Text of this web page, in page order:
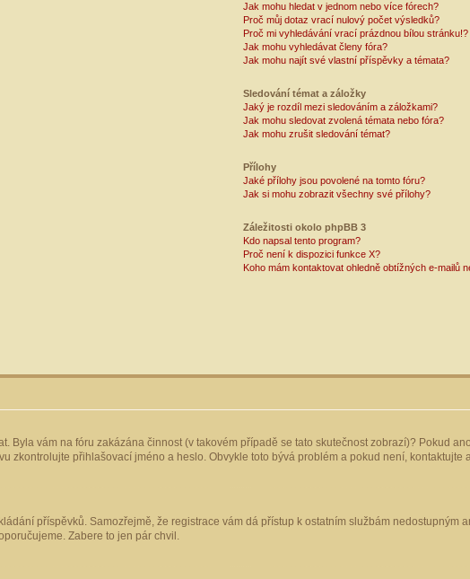
Jak mohu hledat v jednom nebo více fórech?
Proč můj dotaz vrací nulový počet výsledků?
Proč mi vyhledávání vrací prázdnou bílou stránku!?
Jak mohu vyhledávat členy fóra?
Jak mohu najít své vlastní příspěvky a témata?
Sledování témat a záložky
Jaký je rozdíl mezi sledováním a záložkami?
Jak mohu sledovat zvolená témata nebo fóra?
Jak mohu zrušit sledování témat?
Přílohy
Jaké přílohy jsou povolené na tomto fóru?
Jak si mohu zobrazit všechny své přílohy?
Záležitosti okolo phpBB 3
Kdo napsal tento program?
Proč není k dispozici funkce X?
Koho mám kontaktovat ohledně obtížných e-mailů
Byla vám na fóru zakázána činnost (v takovém případě se tato skutečnost zobrazí)? Pokud
zkontrolujte přihlašovací jméno a heslo. Obvykle toto bývá problém a pokud není,
příspěvků. Samozřejmě, že registrace vám dá přístup k ostatním službám nedostupným
Zabere to jen pár chvil.